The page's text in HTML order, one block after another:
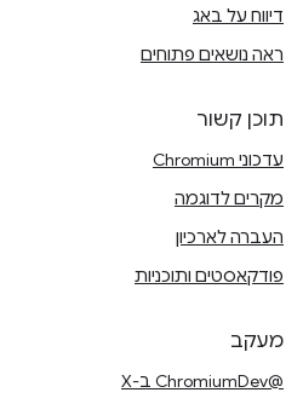
דיווח על באג
ראה נושאים פתוחים
תוכן קשור
עדכוני Chromium
מקרים לדוגמה
העברה לארכיון
פודקאסטים ותוכניות
מעקב
@ChromiumDev ב-X